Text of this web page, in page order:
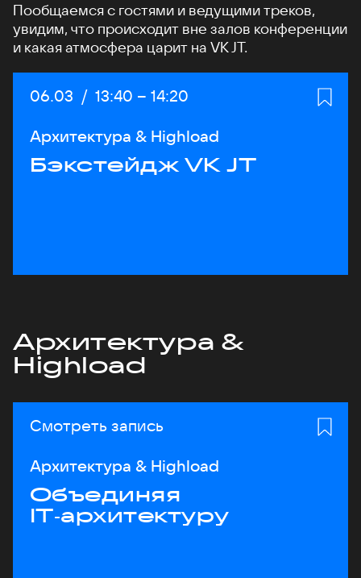
Пообщаемся с гостями и ведущими треков,
увидим, что происходит вне залов конференции
и какая атмосфера царит на VK JT.
Дата:
06.03 / Начало:
13:40 – Конец:
14:20
Архитектура & Highload
Бэкстейдж VK JT
Архитектура &
Highload
Смотреть запись
Архитектура & Highload
Объединяя
IT‑архитектуру